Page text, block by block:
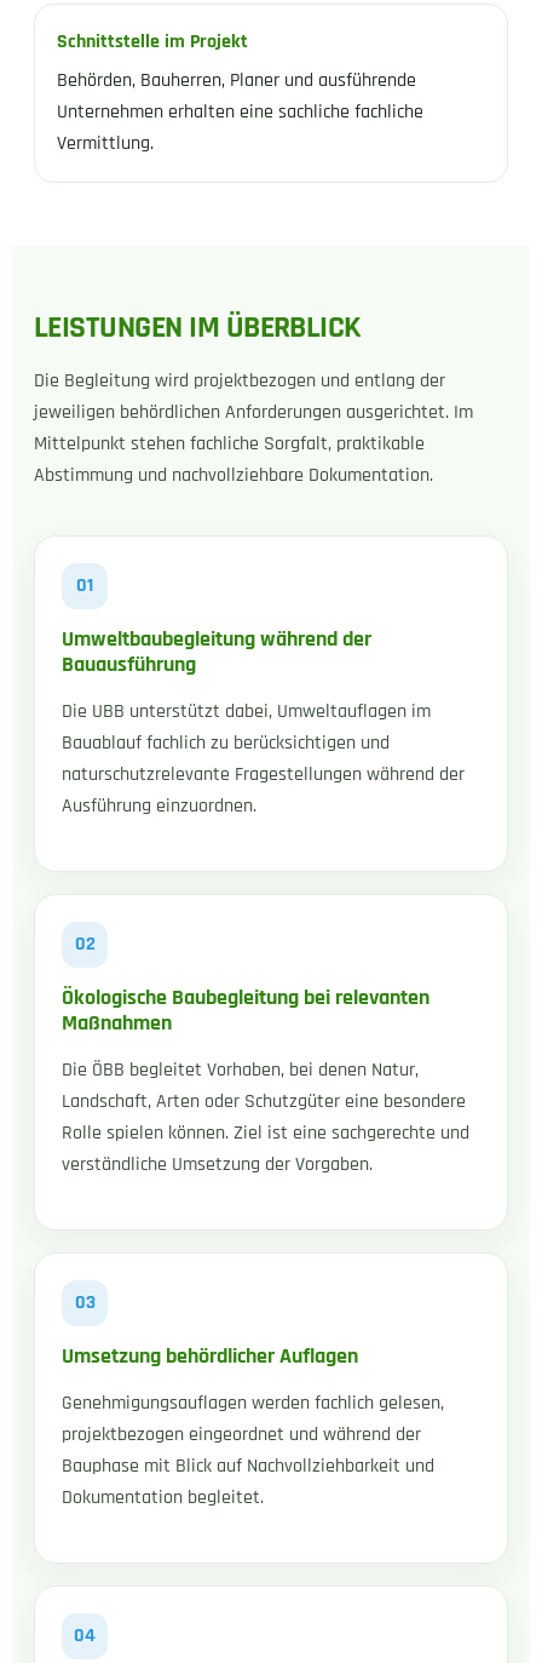
Schnittstelle im Projekt
Behörden, Bauherren, Planer und ausführende
Unternehmen erhalten eine sachliche fachliche
Vermittlung.
LEISTUNGEN IM ÜBERBLICK
Die Begleitung wird projektbezogen und entlang der
jeweiligen behördlichen Anforderungen ausgerichtet. Im
Mittelpunkt stehen fachliche Sorgfalt, praktikable
Abstimmung und nachvollziehbare Dokumentation.
01
Umweltbaubegleitung während der
Bauausführung
Die UBB unterstützt dabei, Umweltauflagen im
Bauablauf fachlich zu berücksichtigen und
naturschutzrelevante Fragestellungen während der
Ausführung einzuordnen.
02
Ökologische Baubegleitung bei relevanten
Maßnahmen
Die ÖBB begleitet Vorhaben, bei denen Natur,
Landschaft, Arten oder Schutzgüter eine besondere
Rolle spielen können. Ziel ist eine sachgerechte und
verständliche Umsetzung der Vorgaben.
03
Umsetzung behördlicher Auflagen
Genehmigungsauflagen werden fachlich gelesen,
projektbezogen eingeordnet und während der
Bauphase mit Blick auf Nachvollziehbarkeit und
Dokumentation begleitet.
04